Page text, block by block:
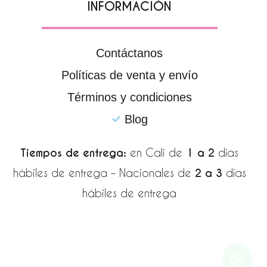
INFORMACIÓN
Contáctanos
Políticas de venta y envío
Términos y condiciones
Blog
Tiempos de entrega: en Cali de 1 a 2 días
hábiles de entrega – Nacionales de 2 a 3 días
hábiles de entrega